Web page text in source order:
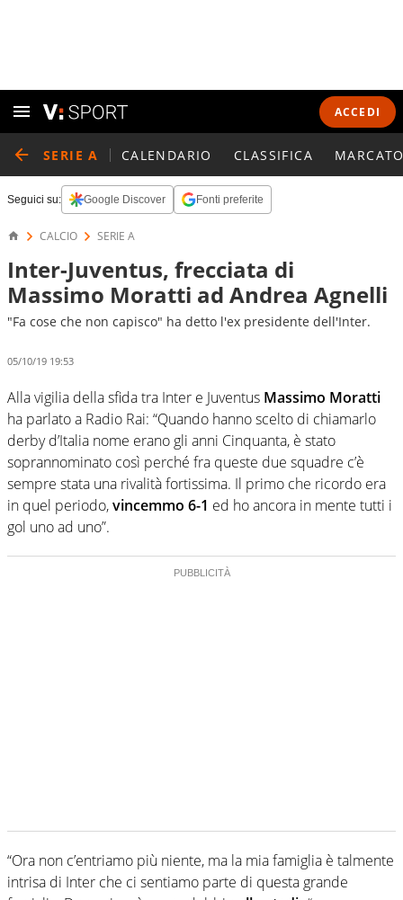
ACCEDI
SERIE A CALENDARIO CLASSIFICA
Seguici su: Google Discover Fonti preferite
CALCIO SERIE A
Inter-Juventus, frecciata di
Massimo Moratti ad Andrea Agnelli
"Fa cose che non capisco" ha detto l'ex presidente dell'Inter.
05/10/19 19:53
Alla vigilia della sfida tra Inter e Juventus Massimo Moratti
ha parlato a Radio Rai: “Quando hanno scelto di chiamarlo
derby d’Italia nome erano gli anni Cinquanta, è stato
soprannominato così perché fra queste due squadre c’è
sempre stata una rivalità fortissima. Il primo che ricordo era
in quel periodo,vincemmo 6-1 ed ho ancora in mente tutti i
gol uno ad uno”.
“Ora non c’entriamo più niente, ma la mia famiglia è talmente
intrisa di Inter che ci sentiamo parte di questa grande